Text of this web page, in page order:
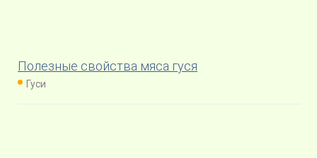
Полезные свойства мяса гуся
Гуси